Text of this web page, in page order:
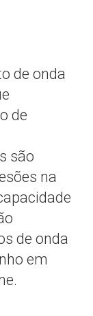
de onda
de
são
na
de onda
em